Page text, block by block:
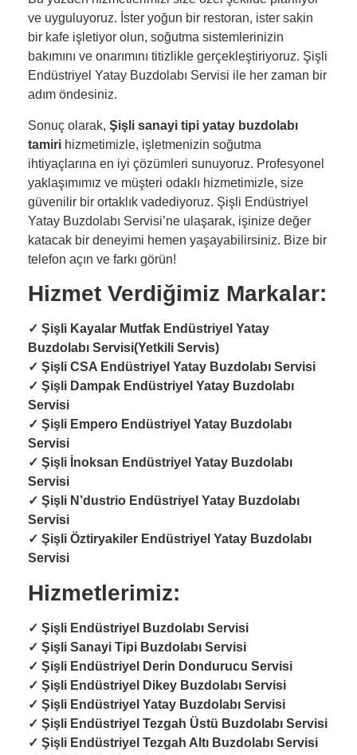
ve uyguluyoruz. İster yoğun bir restoran, ister sakin
bir kafe işletiyor olun, soğutma sistemlerinizin
bakımını ve onarımını titizlikle gerçekleştiriyoruz. Şişli
Endüstriyel Yatay Buzdolabı Servisi ile her zaman bir
adım öndesiniz.
Sonuç olarak, Şişli sanayi tipi yatay buzdolabı
tamiri hizmetimizle, işletmenizin soğutma
ihtiyaçlarına en iyi çözümleri sunuyoruz. Profesyonel
yaklaşımımız ve müşteri odaklı hizmetimizle, size
güvenilir bir ortaklık vadediyoruz. Şişli Endüstriyel
Yatay Buzdolabı Servisi’ne ulaşarak, işinize değer
katacak bir deneyimi hemen yaşayabilirsiniz. Bize bir
telefon açın ve farkı görün!
Hizmet Verdiğimiz Markalar:
✓ Şişli Kayalar Mutfak Endüstriyel Yatay
Buzdolabı Servisi(Yetkili Servis)
✓ Şişli CSA Endüstriyel Yatay Buzdolabı Servisi
✓ Şişli Dampak Endüstriyel Yatay Buzdolabı
Servisi
✓ Şişli Empero Endüstriyel Yatay Buzdolabı
Servisi
✓ Şişli İnoksan Endüstriyel Yatay Buzdolabı
Servisi
✓ Şişli N’dustrio Endüstriyel Yatay Buzdolabı
Servisi
✓ Şişli Öztiryakiler Endüstriyel Yatay Buzdolabı
Servisi
Hizmetlerimiz:
✓ Şişli Endüstriyel Buzdolabı Servisi
✓ Şişli Sanayi Tipi Buzdolabı Servisi
✓ Şişli Endüstriyel Derin Dondurucu Servisi
✓ Şişli Endüstriyel Dikey Buzdolabı Servisi
✓ Şişli Endüstriyel Yatay Buzdolabı Servisi
✓ Şişli Endüstriyel Tezgah Üstü Buzdolabı Servisi
✓ Şişli Endüstriyel Tezgah Altı Buzdolabı Servisi